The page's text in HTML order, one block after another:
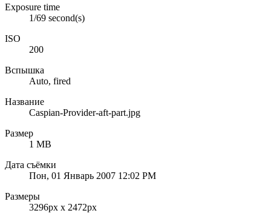
Exposure time
1/69 second(s)
ISO
200
Вспышка
Auto, fired
Название
Caspian-Provider-aft-part.jpg
Размер
1 MB
Дата съёмки
Пон, 01 Январь 2007 12:02 PM
Размеры
3296px x 2472px